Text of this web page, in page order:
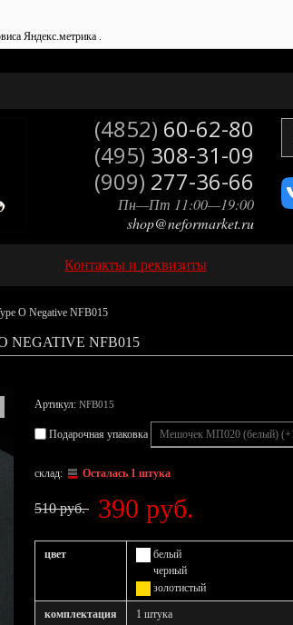
Яндекс.метрика .
(4852) 60-62-80
(495) 308-31-09
(909) 277-36-66
Пн—Пт 11:00—19:00
shop@neformarket.ru
Контакты и реквизиты
O Negative NFB015
NFB015
Артикул: NFB015
Подарочная упаковка
склад: Осталась 1 штука
510 руб. 390 руб.
цвет
белый
черный
золотистый
комплектация 1 штука